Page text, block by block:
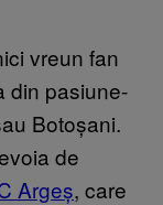
vreun fan
din pasiune-
Botoșani.
de
Argeș, care